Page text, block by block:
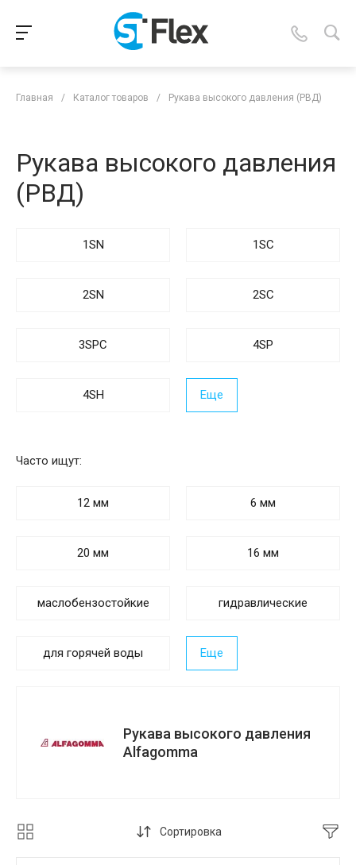
Главная / Каталог товаров / Рукава высокого давления (РВД)
Рукава высокого давления
(РВД)
1SN 1SC
2SN 2SC
3SPC 4SP
4SH Еще
Часто ищут:
12 мм 6 мм
20 мм 16 мм
маслобензостойкие гидравлические
для горячей воды Еще
Рукава высокого давления
Alfagomma
Сортировка